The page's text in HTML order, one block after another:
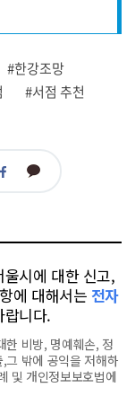
#한강조망
#서점 추천
페 카
시에 대한 신고,
에 대해서는 전자
니다.
한 비방, 명예훼손, 정
그 밖에 공익을 저해하
및 개인정보보호법에